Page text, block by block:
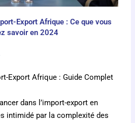
Export Afrique : Ce que vous
savoir en 2024
Export Afrique : Guide Complet
dans l’import-export en
intimidé par la complexité des